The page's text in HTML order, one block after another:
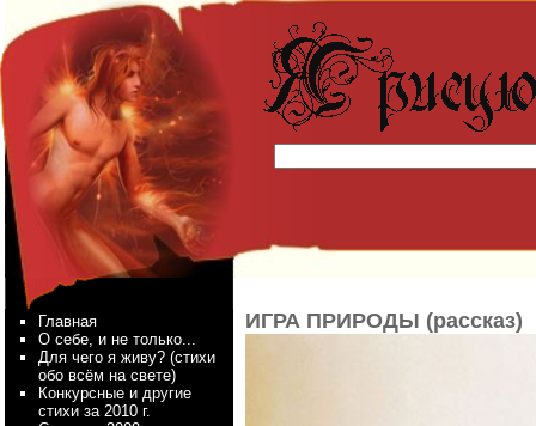
Главная
О себе, и не только...
Для чего я живу? (стихи
обо всём на свете)
Конкурсные и другие
стихи за 2010 г.
ИГРА ПРИРОДЫ (рассказ)